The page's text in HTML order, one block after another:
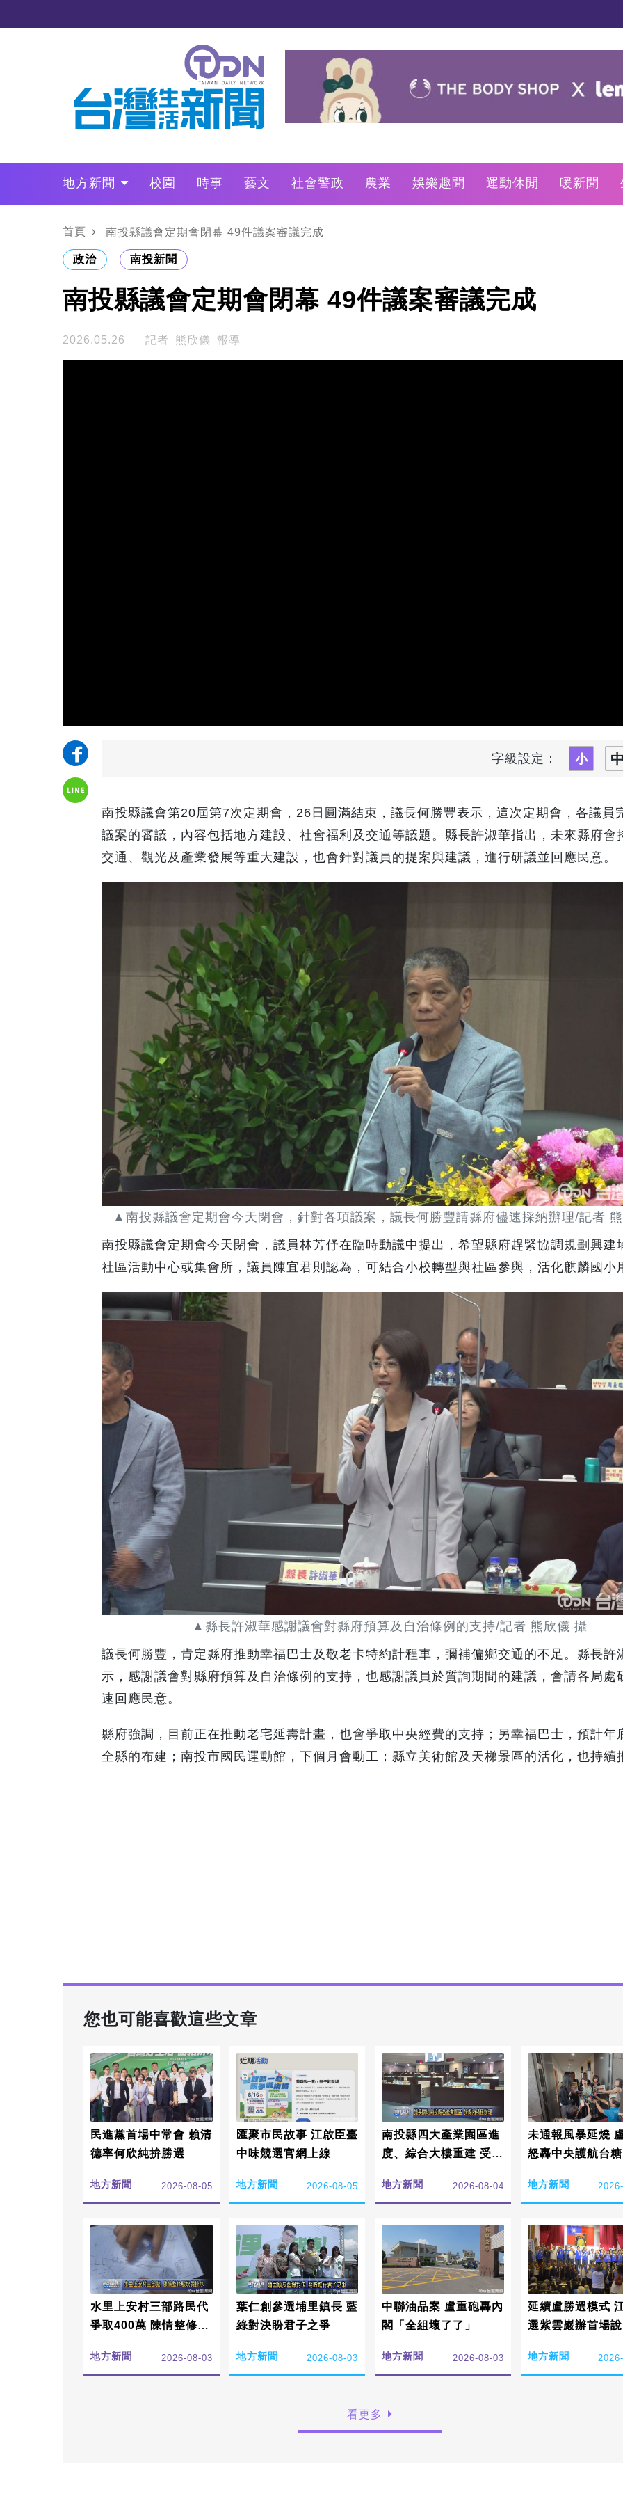
地方新聞 校園 時事 藝文 社會警政 農業 娛樂趣聞 運動休閒 暖新聞
政治
財經 LO叩敲敲門
首頁 南投縣議會定期會閉幕 49件議案審議完成
政治 南投新聞
南投縣議會定期會閉幕 49件議案審議完成
2026.05.26 記者 熊欣儀 報導
字級設定：
南投縣議會第20屆第7次定期會，26日圓滿結束，議長何勝豐表示，這次定期會，各議員
議案的審議，內容包括地方建設、社會福利及交通等議題。縣長許淑華指出，未來縣府會
交通、觀光及產業發展等重大建設，也會針對議員的提案與建議，進行研議並回應民意。
▲南投縣議會定期會今天閉會，針對各項議案，議長何勝豐請縣府儘速採納辦理/記者
南投縣議會定期會今天閉會，議員林芳伃在臨時動議中提出，希望縣府趕緊協調規劃興建
社區活動中心或集會所，議員陳宜君則認為，可結合小校轉型與社區參與，活化麒麟國小
▲縣長許淑華感謝議會對縣府預算及自治條例的支持/記者 熊欣儀 攝
議長何勝豐，肯定縣府推動幸福巴士及敬老卡特約計程車，彌補偏鄉交通的不足。縣長許
示，感謝議會對縣府預算及自治條例的支持，也感謝議員於質詢期間的建議，會請各局處
速回應民意。
縣府強調，目前正在推動老宅延壽計畫，也會爭取中央經費的支持；另幸福巴士，預計年
全縣的布建；南投市國民運動館，下個月會動工；縣立美術館及天梯景區的活化，也持續
您也可能喜歡這些文章
民進黨首場中常會 賴清
德率何欣純拚勝選
地方新聞 2026-08-05
匯聚市民故事 江啟臣臺
中味競選官網上線
地方新聞 2026-08-05
南投縣四大產業園區進
度、綜合大樓重建 受議
地方新聞 2026-08-04
未通報風暴延燒
怒轟中央護航台糖
地方新聞
水里上安村三部路民代
爭取400萬 陳情整修駁
地方新聞 2026-08-03
葉仁創參選埔里鎮長 藍
綠對決盼君子之爭
地方新聞 2026-08-03
中聯油品案 盧重砲轟內
閣「全組壞了了」
地方新聞 2026-08-03
延續盧勝選模式
選紫雲巖辦首場
地方新聞
看更多